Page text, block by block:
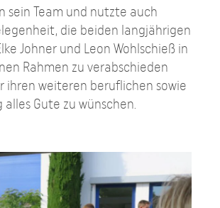
sein Team und nutzte auch
die beiden langjährigen
Johner und Leon Wohlschieß in
Rahmen zu verabschieden
ihren weiteren beruflichen sowie
alles Gute zu wünschen.